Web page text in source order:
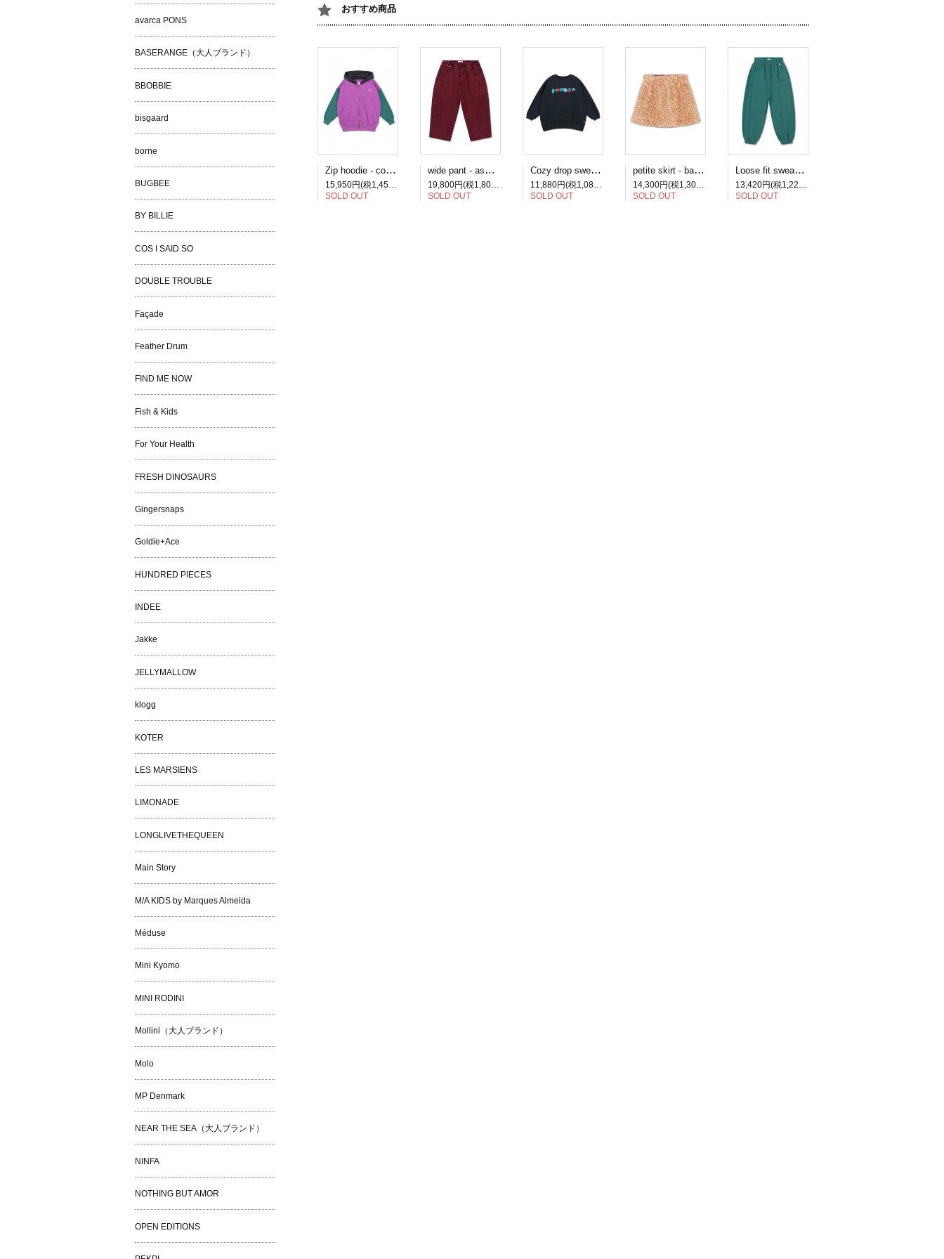
おすすめ商品
Zip hoodie - color block
SOLD OUT
wide pant - ash plum
SOLD OUT
Cozy drop sweater - moonless night black
SOLD OUT
petite skirt - bambi
SOLD OUT
Loose fit sweatpant - forest scout
SOLD OUT
avarca PONS
BASERANGE（大人ブランド）
BBOBBIE
bisgaard
borne
BUGBEE
BY BILLIE
COS I SAID SO
DOUBLE TROUBLE
Façade
Feather Drum
FIND ME NOW
Fish & Kids
For Your Health
FRESH DINOSAURS
Gingersnaps
Goldie+Ace
HUNDRED PIECES
INDEE
Jakke
JELLYMALLOW
klogg
KOTER
LES MARSIENS
LIMONADE
LONGLIVETHEQUEEN
Main Story
M/A KIDS by Marques Almeida
Méduse
Mini Kyomo
MINI RODINI
Mollini（大人ブランド）
Molo
MP Denmark
NEAR THE SEA（大人ブランド）
NINFA
NOTHING BUT AMOR
OPEN EDITIONS